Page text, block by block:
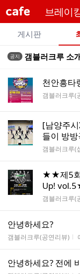
cafe
카
페
메
뉴
게시판
전
글
트
공지 갬블러크루 소
천안흥타
게시판명
갬블러크루(
[남양주
들이 방
게시판명
갬블러크루(
★★제5회
Up!
게시판명
갬블러크루(
안녕하세요?
게시판명
갬블러크루(공연리뷰)
안녕하세요? 전에